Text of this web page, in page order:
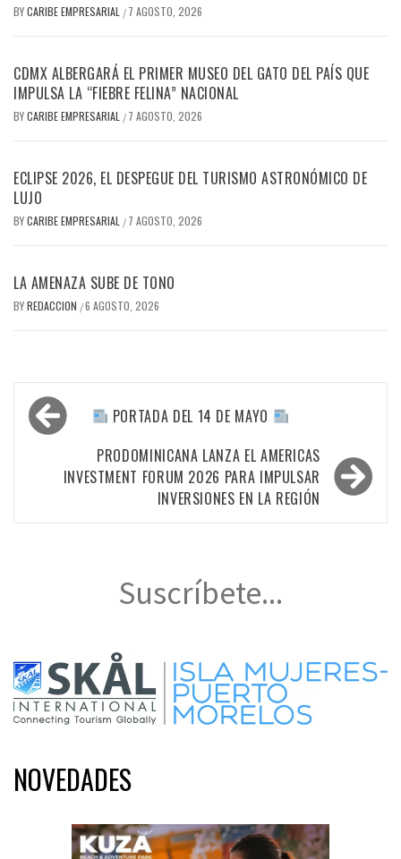
BYCARIBE EMPRESARIAL / 7 AGOSTO, 2026
CDMX ALBERGARÁ EL PRIMER MUSEO DEL GATO DEL PAÍS QUE
IMPULSA LA “FIEBRE FELINA” NACIONAL
BYCARIBE EMPRESARIAL / 7 AGOSTO, 2026
ECLIPSE 2026, EL DESPEGUE DEL TURISMO ASTRONÓMICO DE
LUJO
BYCARIBE EMPRESARIAL / 7 AGOSTO, 2026
LA AMENAZA SUBE DE TONO
BYREDACCION /6 AGOSTO, 2026
Navegación
de
entradas
PORTADA DEL 14 DE MAYO
PRODOMINICANA LANZA EL AMERICAS
INVESTMENT FORUM 2026 PARA IMPULSAR
INVERSIONES EN LA REGIÓN
Suscríbete...
NOVEDADES